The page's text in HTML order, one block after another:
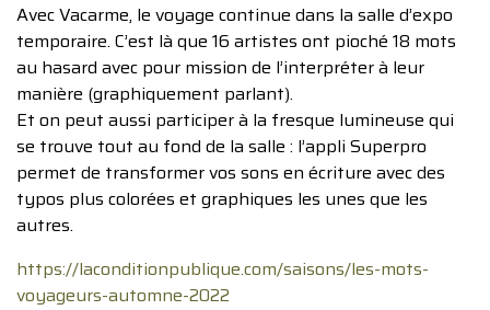
Avec Vacarme, le voyage continue dans la salle d’expo
temporaire. C’est là que 16 artistes ont pioché 18 mots
au hasard avec pour mission de l’interpréter à leur
manière (graphiquement parlant).
Et on peut aussi participer à la fresque lumineuse qui
se trouve tout au fond de la salle : l’appli Superpro
permet de transformer vos sons en écriture avec des
typos plus colorées et graphiques les unes que les
autres.
https://laconditionpublique.com/saisons/les-mots-
voyageurs-automne-2022